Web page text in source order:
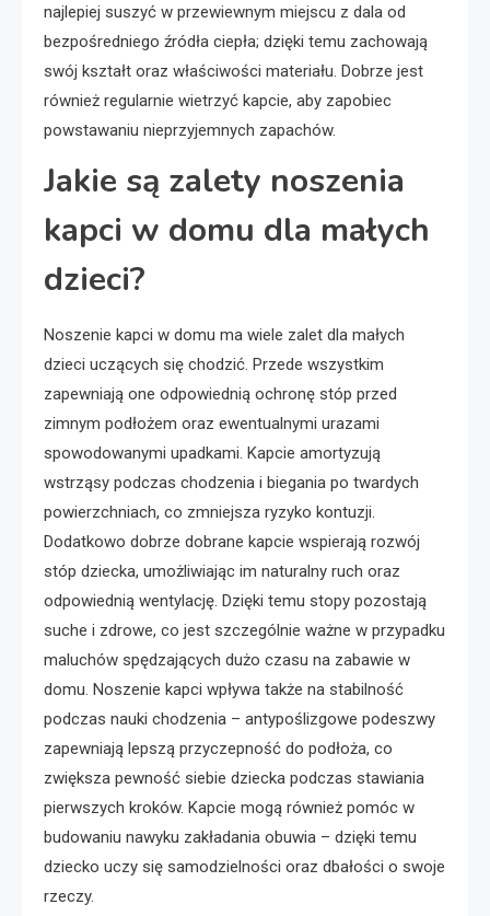
najlepiej suszyć w przewiewnym miejscu z dala od
bezpośredniego źródła ciepła; dzięki temu zachowają
swój kształt oraz właściwości materiału. Dobrze jest
również regularnie wietrzyć kapcie, aby zapobiec
powstawaniu nieprzyjemnych zapachów.
Jakie są zalety noszenia
kapci w domu dla małych
dzieci?
Noszenie kapci w domu ma wiele zalet dla małych
dzieci uczących się chodzić. Przede wszystkim
zapewniają one odpowiednią ochronę stóp przed
zimnym podłożem oraz ewentualnymi urazami
spowodowanymi upadkami. Kapcie amortyzują
wstrząsy podczas chodzenia i biegania po twardych
powierzchniach, co zmniejsza ryzyko kontuzji.
Dodatkowo dobrze dobrane kapcie wspierają rozwój
stóp dziecka, umożliwiając im naturalny ruch oraz
odpowiednią wentylację. Dzięki temu stopy pozostają
suche i zdrowe, co jest szczególnie ważne w przypadku
maluchów spędzających dużo czasu na zabawie w
domu. Noszenie kapci wpływa także na stabilność
podczas nauki chodzenia – antypoślizgowe podeszwy
zapewniają lepszą przyczepność do podłoża, co
zwiększa pewność siebie dziecka podczas stawiania
pierwszych kroków. Kapcie mogą również pomóc w
budowaniu nawyku zakładania obuwia – dzięki temu
dziecko uczy się samodzielności oraz dbałości o swoje
rzeczy.